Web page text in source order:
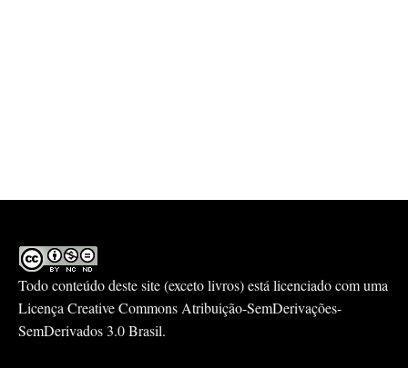
Todo conteúdo deste site (exceto livros) está licenciado com uma
LicençaCreative Commons Atribuição-SemDerivações-
SemDerivados 3.0 Brasil.